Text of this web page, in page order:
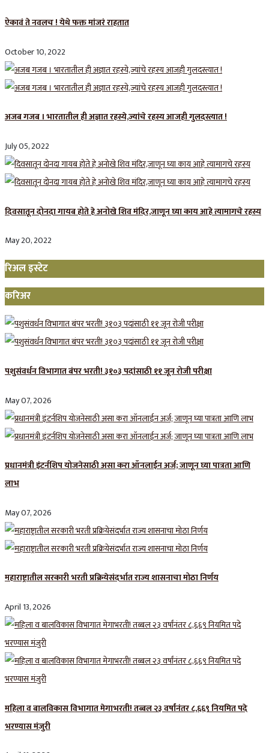
ऐकावं ते नवलच ! येथे फक्त मांजरं राहतात
October 10, 2022
अजब गजब । भारतातील ही अज्ञात रहस्ये,ज्यांचे रहस्य आजही गुलदस्त्यात !
July 05, 2022
दिवसातून दोनदा गायब होते हे अनोखे शिव मंदिर,जाणून घ्या काय आहे त्यामागचे रहस्य
May 20, 2022
रिअल इस्टेट
करिअर
पशुसंवर्धन विभागात बंपर भरती! ३१०३ पदांसाठी ११ जून रोजी परीक्षा
May 07, 2026
प्रधानमंत्री इंटर्नशिप योजनेसाठी असा करा ऑनलाईन अर्ज; जाणून घ्या पात्रता आणि
लाभ
May 07, 2026
महाराष्ट्रातील सरकारी भरती प्रक्रियेसंदर्भात राज्य शासनाचा मोठा निर्णय
April 13, 2026
महिला व बालविकास विभागात मेगाभरती! तब्बल २३ वर्षांनंतर ८,६६९ नियमित पदे
भरण्यास मंजुरी